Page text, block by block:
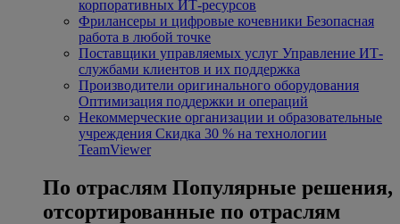
корпоративных ИТ-ресурсов
Фрилансеры и цифровые кочевники Безопасная
работа в любой точке
Поставщики управляемых услуг Управление ИТ-
службами клиентов и их поддержка
Производители оригинального оборудования
Оптимизация поддержки и операций
Некоммерческие организации и образовательные
учреждения Скидка 30 % на технологии
TeamViewer
По отраслям Популярные решения,
отсортированные по отраслям